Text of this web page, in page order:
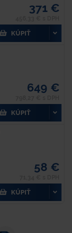
371 €
KÚPIŤ
649 €
KÚPIŤ
58 €
KÚPIŤ